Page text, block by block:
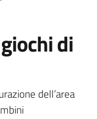
di
dell’area